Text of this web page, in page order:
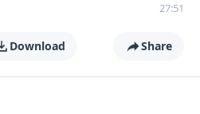
27:51
Download Share